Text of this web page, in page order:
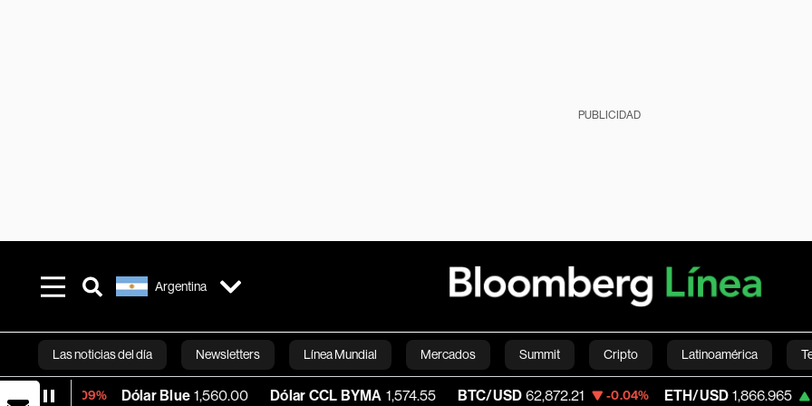
PUBLICIDAD
Argentina
Las noticias del día Newsletters Línea Mundial Mercados Summit Cripto Latinoamérica
Bloomberg Green Economía Estilo de vida Mundo Videos
Dólar Blue 1,560.00 Dólar CCL BYMA 1,574.55 BTC/USD 62,872.21 -0.04% ETH/USD 1,866.965 +0.34%